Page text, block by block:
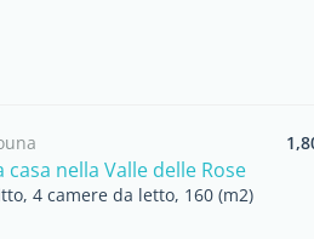
casa nella Valle delle Rose
4 camere da letto, 160 (m2)